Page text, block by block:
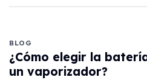
BLOG
¿Cómo elegir la
un vaporizador?